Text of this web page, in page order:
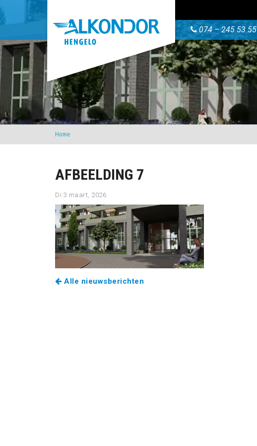
074 – 245 53 55
Home
AFBEELDING 7
Di 3 maart, 2026
Alle nieuwsberichten